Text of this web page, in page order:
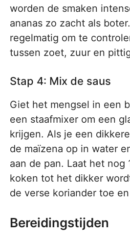
worden de smaken
ananas zo zacht als
regelmatig om te
tussen zoet, zuur en
Stap 4: Mix de saus
Giet het mengsel in een
een staafmixer om een
krijgen. Als je een
de maïzena op in water
aan de pan. Laat het nog
koken tot het dikker
de verse koriander toe
Bereidingstijden